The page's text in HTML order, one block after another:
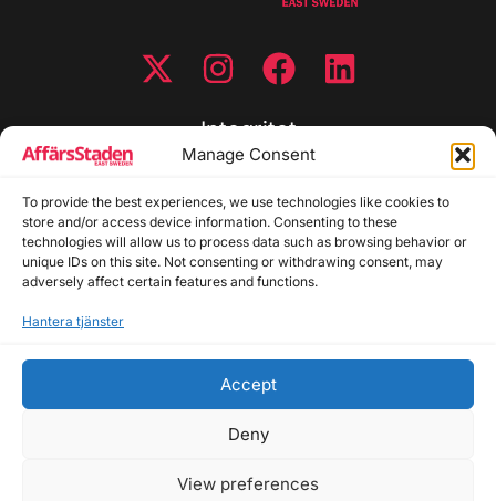
Manage Consent
To provide the best experiences, we use technologies like cookies to
store and/or access device information. Consenting to these
technologies will allow us to process data such as browsing behavior or
unique IDs on this site. Not consenting or withdrawing consent, may
adversely affect certain features and functions.
Hantera tjänster
Accept
Deny
View preferences
Integritet
Cookiepolicy
Disclaimer
Redaktionell policy
Utgivarinformation
Allmänna frågor: info@affarsstaden.se | Tipsa
annons@affarsstaden.se
© 2026 Affärsstaden.se | 2025 Alla rättigheter